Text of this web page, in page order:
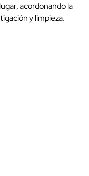
acordonando la
y limpieza.